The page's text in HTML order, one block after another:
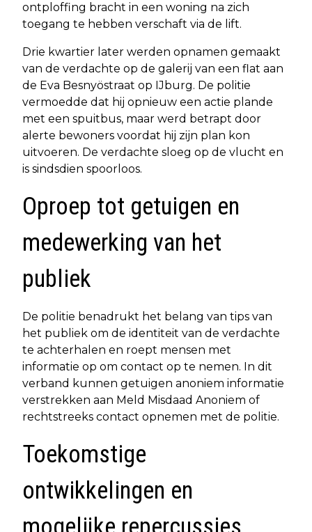
ontploffing bracht in een woning na zich
toegang te hebben verschaft via de lift.
Drie kwartier later werden opnamen gemaakt
van de verdachte op de galerij van een flat aan
de Eva Besnyöstraat op IJburg. De politie
vermoedde dat hij opnieuw een actie plande
met een spuitbus, maar werd betrapt door
alerte bewoners voordat hij zijn plan kon
uitvoeren. De verdachte sloeg op de vlucht en
is sindsdien spoorloos.
Oproep tot getuigen en
medewerking van het
publiek
De politie benadrukt het belang van tips van
het publiek om de identiteit van de verdachte
te achterhalen en roept mensen met
informatie op om contact op te nemen. In dit
verband kunnen getuigen anoniem informatie
verstrekken aan Meld Misdaad Anoniem of
rechtstreeks contact opnemen met de politie.
Toekomstige
ontwikkelingen en